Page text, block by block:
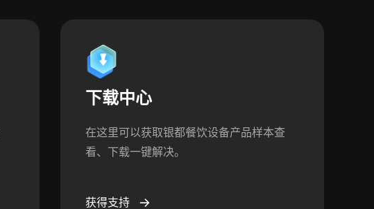
下载中心
在这里可以获取银都餐饮设备产品样本查
看、下载一键解决。
获得支持